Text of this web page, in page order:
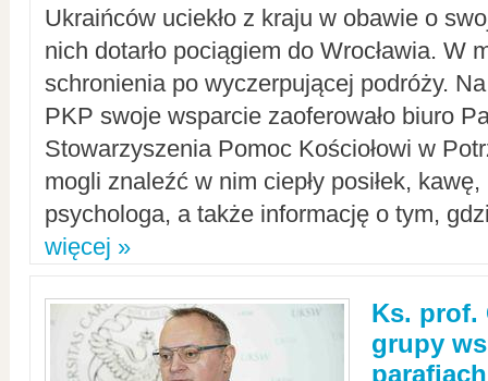
Ukraińców uciekło z kraju w obawie o
nich dotarło pociągiem do Wrocławia. W
schronienia po wyczerpującej podróży.
PKP swoje wsparcie zaoferowało biuro
Stowarzyszenia Pomoc Kościołowi w
mogli znaleźć w nim ciepły posiłek,
psychologa, a także informację o tym,
więcej »
Ks. prof.
grupy
parafiach